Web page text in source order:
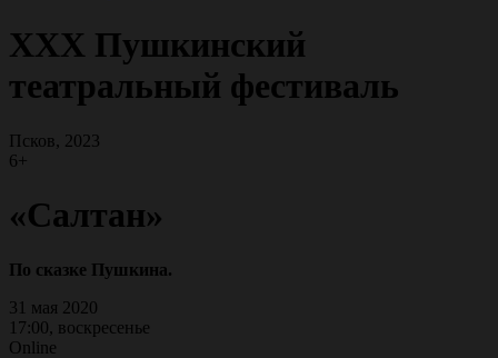
XXX Пушкинский
театральный фестиваль
Псков, 2023
6+
«Салтан»
По сказке Пушкина.
31 мая 2020
17:00, воскресенье
Online